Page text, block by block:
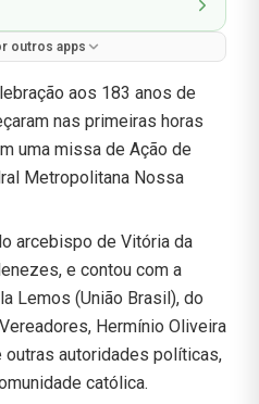
outros apps
aos 183 anos de
nas primeiras horas
uma missa de Ação de
Metropolitana Nossa
arcebispo de Vitória da
e contou com a
Lemos (União Brasil), do
Hermínio Oliveira
autoridades políticas,
católica.